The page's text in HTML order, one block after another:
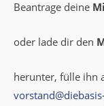
Beantrage deine
oder lade dir den
herunter, fülle ihn